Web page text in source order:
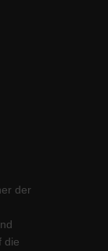
der
die